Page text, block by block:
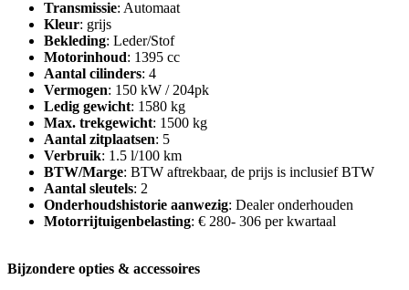
Transmissie: Automaat
Kleur: grijs
Bekleding: Leder/Stof
Motorinhoud: 1395 cc
Aantal cilinders: 4
Vermogen: 150 kW / 204pk
Ledig gewicht: 1580 kg
Max. trekgewicht: 1500 kg
Aantal zitplaatsen: 5
Verbruik: 1.5 l/100 km
BTW/Marge: BTW aftrekbaar, de prijs is inclusief BTW
Aantal sleutels: 2
Onderhoudshistorie aanwezig: Dealer onderhouden
Motorrijtuigenbelasting: € 280- 306 per kwartaal
Bijzondere opties & accessoires